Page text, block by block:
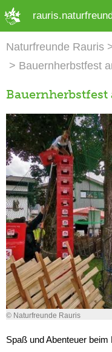
Naturfreunde Rauris
Bauernherbstfest
Bauernherbstfest
© Naturfreunde Rauris
Spaß und Abenteuer beim